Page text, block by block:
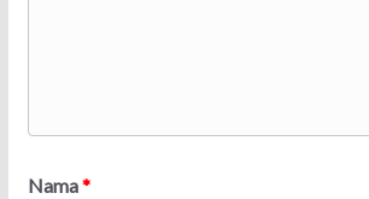
Nama*